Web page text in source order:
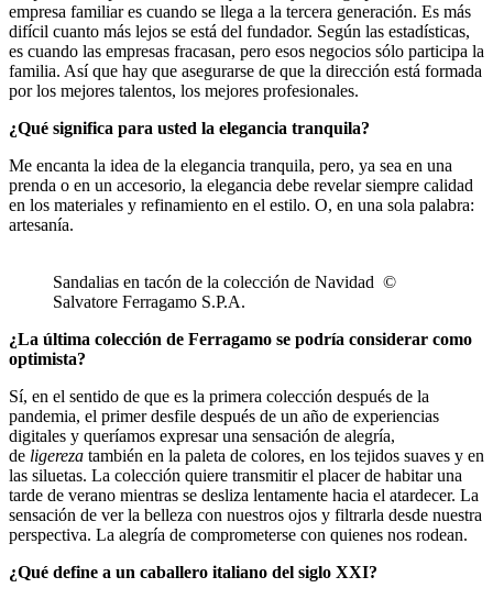
empresa familiar es cuando se llega a la tercera generación. Es más
difícil cuanto más lejos se está del fundador. Según las estadísticas,
es cuando las empresas fracasan, pero esos negocios sólo participa la
familia. Así que hay que asegurarse de que la dirección está formada
por los mejores talentos, los mejores profesionales.
¿Qué significa para usted la elegancia tranquila?
Me encanta la idea de la elegancia tranquila, pero, ya sea en una
prenda o en un accesorio, la elegancia debe revelar siempre calidad
en los materiales y refinamiento en el estilo. O, en una sola palabra:
artesanía.
Sandalias en tacón de la colección de Navidad ©
Salvatore Ferragamo S.P.A.
¿La última colección de Ferragamo se podría considerar como
optimista?
Sí, en el sentido de que es la primera colección después de la
pandemia, el primer desfile después de un año de experiencias
digitales y queríamos expresar una sensación de alegría,
de ligereza también en la paleta de colores, en los tejidos suaves y en
las siluetas. La colección quiere transmitir el placer de habitar una
tarde de verano mientras se desliza lentamente hacia el atardecer. La
sensación de ver la belleza con nuestros ojos y filtrarla desde nuestra
perspectiva. La alegría de comprometerse con quienes nos rodean.
¿Qué define a un caballero italiano del siglo XXI?